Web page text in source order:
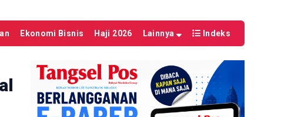
Ekonomi Bisnis Haji 2026 Lainnya Indeks